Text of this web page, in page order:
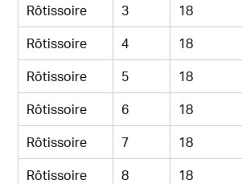
Rôtissoire
3 18
Rôtissoire
4 18
Rôtissoire
5 18
Rôtissoire
6 18
Rôtissoire
7 18
Rôtissoire
8 18